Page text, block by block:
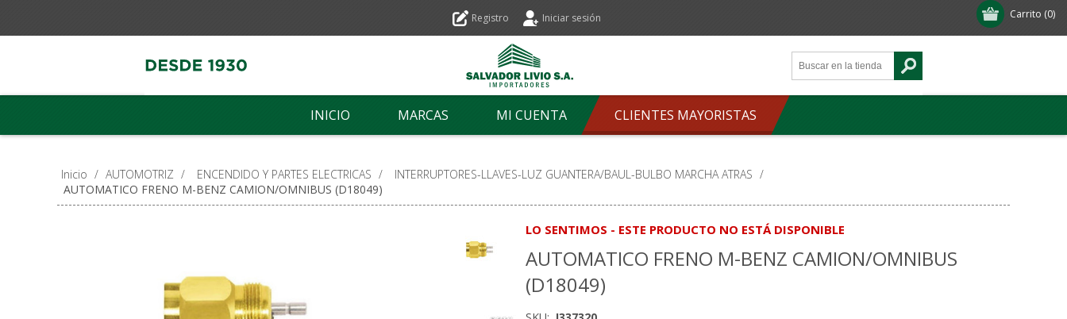
Carrito (0)
Registro Iniciar sesión
INICIO MARCAS MI CUENTA CLIENTES MAYORISTAS
Inicio / AUTOMOTRIZ / ENCENDIDO Y PARTES ELECTRICAS / INTERRUPTORES-LLAVES-LUZ GUANTERA/BAUL-BULBO MARCHA ATRAS /
AUTOMATICO FRENO M-BENZ CAMION/OMNIBUS (D18049)
LO SENTIMOS - ESTE PRODUCTO NO ESTÁ DISPONIBLE
AUTOMATICO FRENO M-BENZ CAMION/OMNIBUS
(D18049)